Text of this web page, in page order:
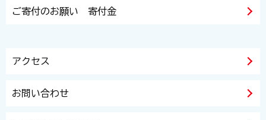
ご寄付のお願い 寄付金
アクセス
お問い合わせ